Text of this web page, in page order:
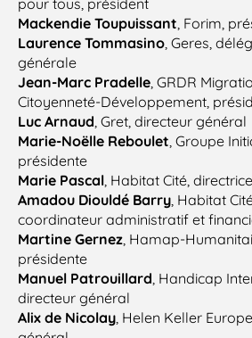
pour tous, président
Mackendie Toupuissant, Forim,
Laurence Tommasino, Geres,
générale
Jean-Marc Pradelle, GRDR
Citoyenneté-Développement,
Luc Arnaud, Gret, directeur général
Marie-Noëlle Reboulet, Groupe
présidente
Marie Pascal, Habitat Cité, directrice
Amadou Diouldé Barry, Habitat
coordinateur administratif et
Martine Gernez, Hamap-
présidente
Manuel Patrouillard, Handicap
directeur général
Alix de Nicolay, Helen Keller